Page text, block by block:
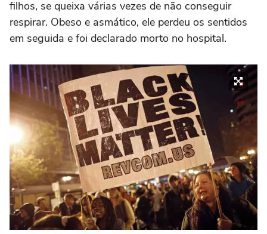
filhos, se queixa várias vezes de não conseguir
respirar. Obeso e asmático, ele perdeu os sentidos
em seguida e foi declarado morto no hospital.